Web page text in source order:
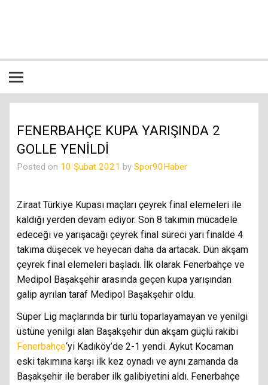
FENERBAHÇE KUPA YARIŞINDA 2
GOLLE YENİLDİ
Posted on 10 Şubat 2021 by Spor90Haber
Ziraat Türkiye Kupası maçları çeyrek final elemeleri ile
kaldığı yerden devam ediyor. Son 8 takımın mücadele
edeceği ve yarışacağı çeyrek final süreci yarı finalde 4
takıma düşecek ve heyecan daha da artacak. Dün akşam
çeyrek final elemeleri başladı. İlk olarak Fenerbahçe ve
Medipol Başakşehir arasında geçen kupa yarışından
galip ayrılan taraf Medipol Başakşehir oldu.
Süper Lig maçlarında bir türlü toparlayamayan ve yenilgi
üstüne yenilgi alan Başakşehir dün akşam güçlü rakibi
Fenerbahçe‘yi Kadıköy’de 2-1 yendi. Aykut Kocaman
eski takımına karşı ilk kez oynadı ve aynı zamanda da
Başakşehir ile beraber ilk galibiyetini aldı. Fenerbahçe